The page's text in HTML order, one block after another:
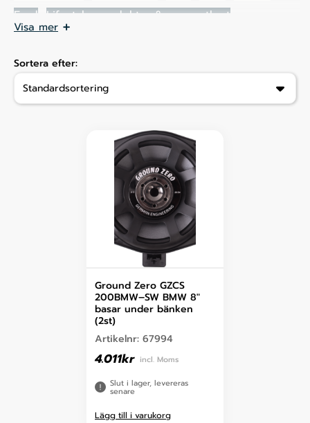
Ford Lifestyle-produkter & presentkort
Andra bilmärken
Tillbehör & extrautrustning
Visa mer
Sortera efter:
Ground Zero GZCS
200BMW–SW BMW 8″
basar under bänken
(2st)
Artikelnr: 67994
4.011kr incl. Moms
Slut i lager, levereras
senare
Lägg till i varukorg